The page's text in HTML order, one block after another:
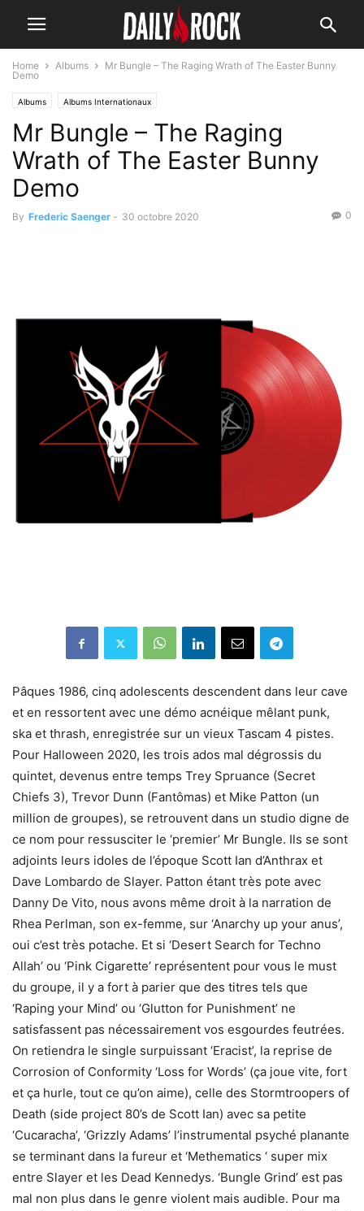
Home Albums
Mr Bungle – The Raging Wrath of The Easter Bunny
Demo
Albums Albums Internationaux
Mr Bungle – The Raging
Wrath of The Easter Bunny
Demo
By Frederic Saenger - 30 octobre 2020 0
Pâques 1986, cinq adolescents descendent dans leur cave
et en ressortent avec une démo acnéique mêlant punk,
ska et thrash, enregistrée sur un vieux Tascam 4 pistes.
Pour Halloween 2020, les trois ados mal dégrossis du
quintet, devenus entre temps Trey Spruance (Secret
Chiefs 3), Trevor Dunn (Fantômas) et Mike Patton (un
million de groupes), se retrouvent dans un studio digne de
ce nom pour ressusciter le ‘premier’ Mr Bungle. Ils se sont
adjoints leurs idoles de l’époque Scott Ian d’Anthrax et
Dave Lombardo de Slayer. Patton étant très pote avec
Danny De Vito, nous avons même droit à la narration de
Rhea Perlman, son ex-femme, sur ‘Anarchy up your anus’,
oui c’est très potache. Et si ‘Desert Search for Techno
Allah’ ou ‘Pink Cigarette’ représentent pour vous le must
du groupe, il y a fort à parier que des titres tels que
‘Raping your Mind’ ou ‘Glutton for Punishment’ ne
satisfassent pas nécessairement vos esgourdes feutrées.
On retiendra le single surpuissant ‘Eracist’, la reprise de
Corrosion of Conformity ‘Loss for Words’ (ça joue vite, fort
et ça hurle, tout ce qu’on aime), celle des Stormtroopers of
Death (side project 80’s de Scott Ian) avec sa petite
‘Cucaracha’, ‘Grizzly Adams’ l’instrumental psyché planante
se terminant dans la fureur et ‘Methematics ‘ super mix
entre Slayer et les Dead Kennedys. ‘Bungle Grind’ est pas
mal non plus dans le genre violent mais audible. Pour ma